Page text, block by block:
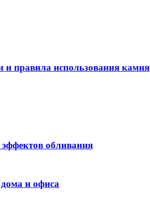
и правила использования камня
обливания
и офиса